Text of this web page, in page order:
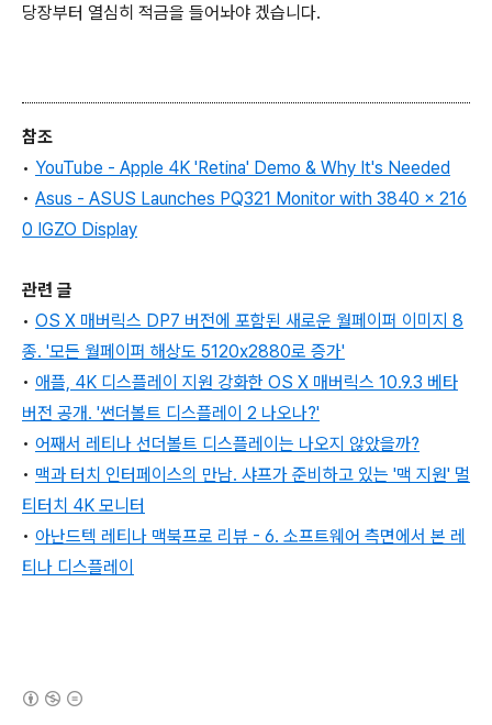
당장부터 열심히 적금을 들어놔야 겠습니다.
참조
• YouTube - Apple 4K 'Retina' Demo & Why It's Needed
• Asus - ASUS Launches PQ321 Monitor with 3840 x 216
0 IGZO Display
관련 글
• OS X 매버릭스 DP7 버전에 포함된 새로운 월페이퍼 이미지 8
종. '모든 월페이퍼 해상도 5120x2880로 증가'
• 애플, 4K 디스플레이 지원 강화한 OS X 매버릭스 10.9.3 베타
버전 공개. '썬더볼트 디스플레이 2 나오나?'
• 어째서 레티나 선더볼트 디스플레이는 나오지 않았을까?
• 맥과 터치 인터페이스의 만남. 샤프가 준비하고 있는 '맥 지원' 멀
티터치 4K 모니터
• 아난드텍 레티나 맥북프로 리뷰 - 6. 소프트웨어 측면에서 본 레
티나 디스플레이